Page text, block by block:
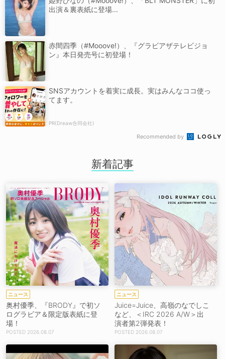
出演＆裏表紙に登場...
赤間四季（#Mooove!）、『グラビアザテレビジョ
ン』本日発売号に初登場！
SNSアカウントを着実に成長。実はみんなココ使っ
てます。
PR(Dreaw合同会社)
Recommended by
新着記事
ニュース
奥村優季、『BRODY』で初ソ
ログラビア＆限定版表紙に登
場！
2026.08.07
ニュース
Juice=Juice、高嶺のなでしこ
など、＜IRC 2026 A/W＞出
演者第2弾発表！
2026.08.07